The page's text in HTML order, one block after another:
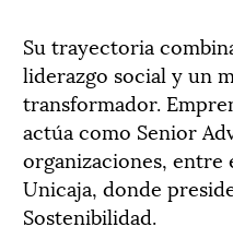
Su trayectoria
liderazgo social y un
transformador.
actúa como Senior
organizaciones, entre
Unicaja, donde
Sostenibilidad.